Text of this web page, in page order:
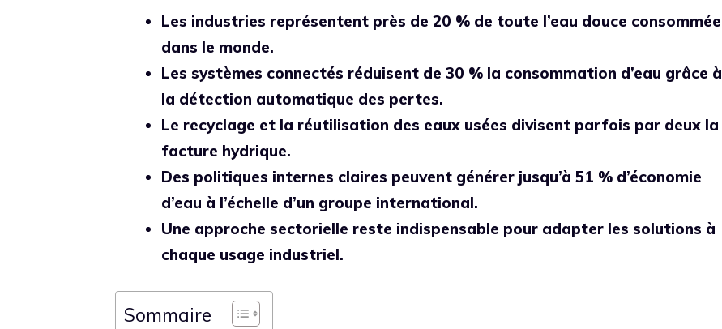
Les industries représentent près de 20 % de toute l’eau douce consommée
dans le monde.
Les systèmes connectés réduisent de 30 % la consommation d’eau grâce à
la détection automatique des pertes.
Le recyclage et la réutilisation des eaux usées divisent parfois par deux la
facture hydrique.
Des politiques internes claires peuvent générer jusqu’à 51 % d’économie
d’eau à l’échelle d’un groupe international.
Une approche sectorielle reste indispensable pour adapter les solutions à
chaque usage industriel.
Sommaire